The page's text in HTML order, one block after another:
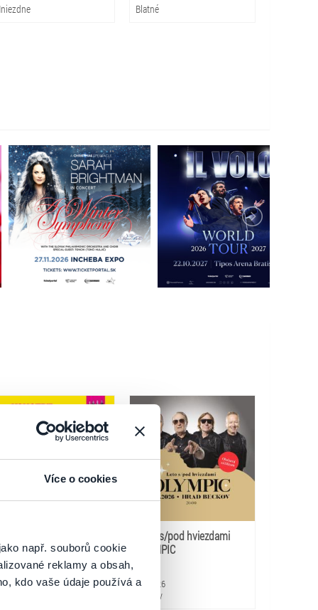
Více o cookies
např. souborů cookie
reklamy a obsah,
kdo vaše údaje používá a
Blatné
Leto s/pod hviezdami
OLYMPIC
7.8.2026
Beckov